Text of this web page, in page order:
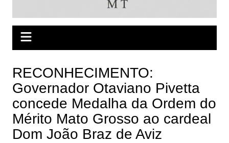
RECONHECIMENTO:
Governador Otaviano Pivetta
concede Medalha da Ordem do
Mérito Mato Grosso ao cardeal
Dom João Braz de Aviz